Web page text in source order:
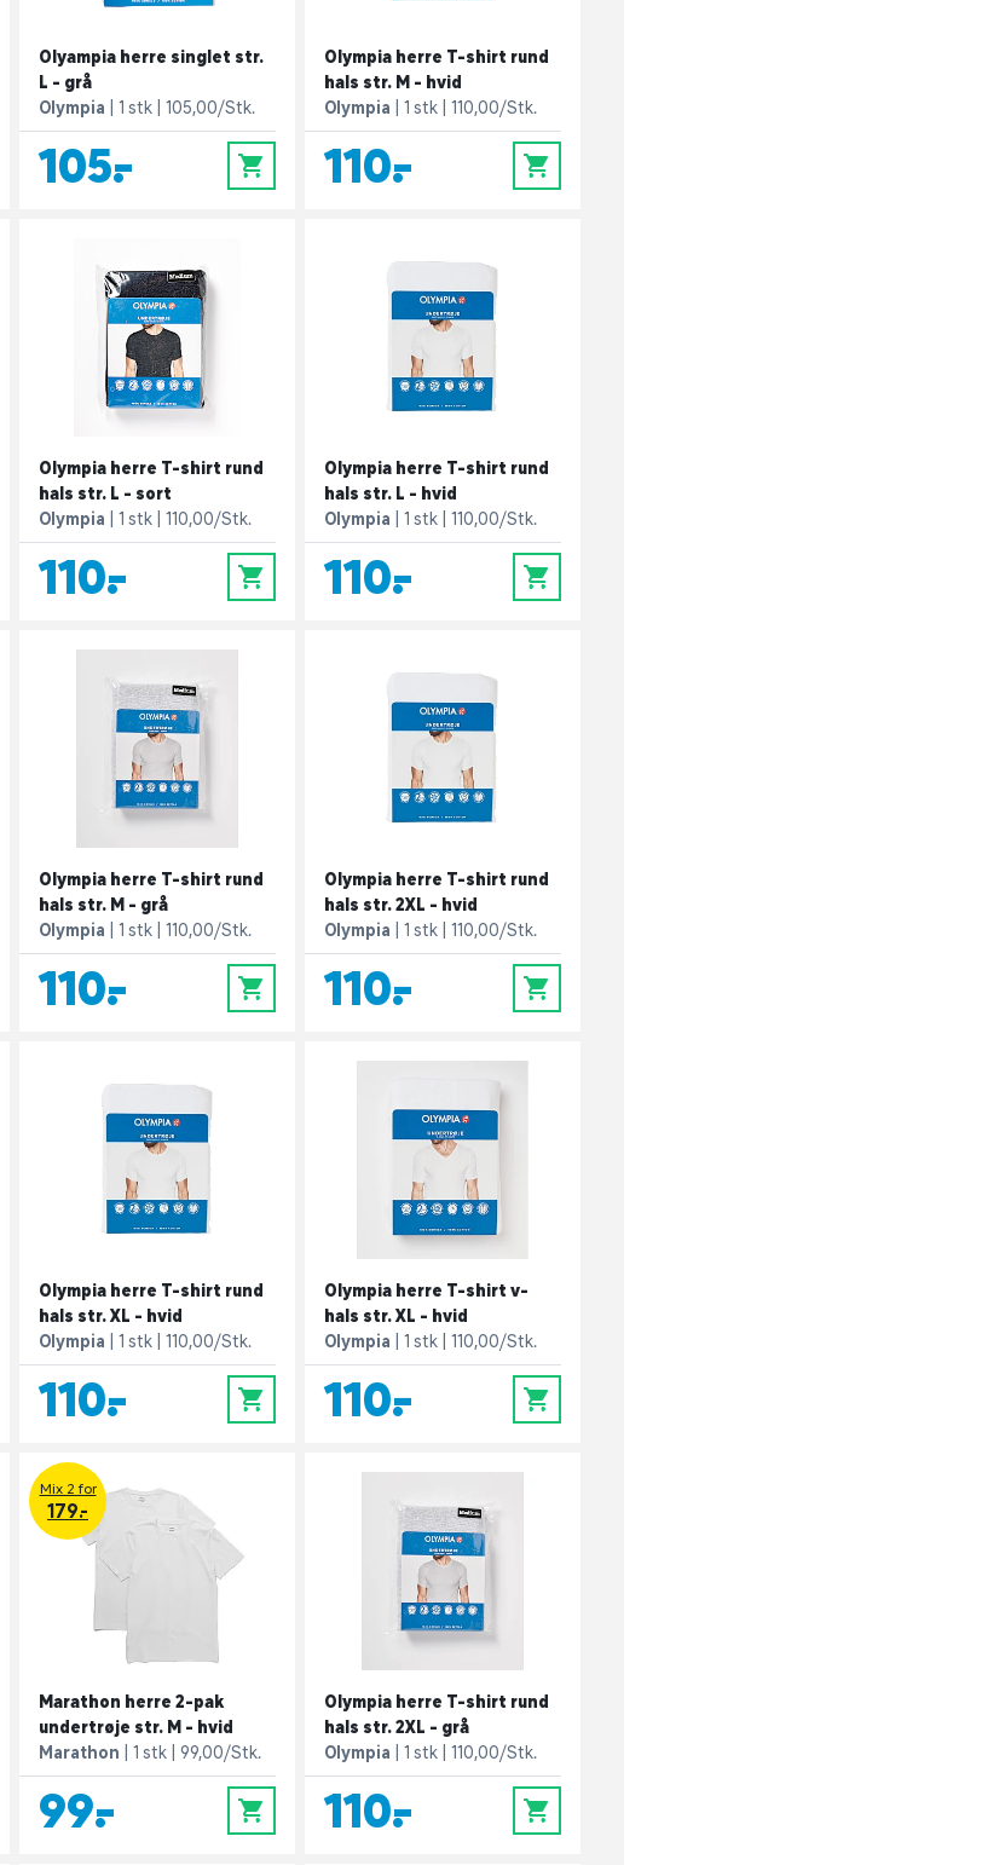
Olyampia herre singlet str.
L - grå
Olympia
1 stk 105,00/Stk.
105,- 0
Olympia herre T-shirt rund
hals str. M - hvid
Olympia
1 stk 110,00/Stk.
110,- 0
Olympia herre T-shirt rund
hals str. L - sort
Olympia
1 stk 110,00/Stk.
110,- 0
Olympia herre T-shirt rund
hals str. L - hvid
Olympia
1 stk 110,00/Stk.
110,- 0
Olympia herre T-shirt rund
hals str. M - grå
Olympia
1 stk 110,00/Stk.
110,- 0
Olympia herre T-shirt rund
hals str. 2XL - hvid
Olympia
1 stk 110,00/Stk.
110,- 0
Olympia herre T-shirt rund
hals str. XL - hvid
Olympia
1 stk 110,00/Stk.
110,- 0
Olympia herre T-shirt v-
hals str. XL - hvid
Olympia
1 stk 110,00/Stk.
110,- 0
Mix 2 for
179.-
Marathon herre 2-pak
undertrøje str. M - hvid
Marathon
1 stk 99,00/Stk.
99,- 0
Olympia herre T-shirt rund
hals str. 2XL - grå
Olympia
1 stk 110,00/Stk.
110,- 0